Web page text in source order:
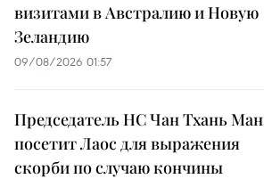
визитами в Австралию и Новую
Зеландию
09/08/2026 01:57
Председатель НС Чан Тхань Ман
посетит Лаос для выражения
скорби по случаю кончины